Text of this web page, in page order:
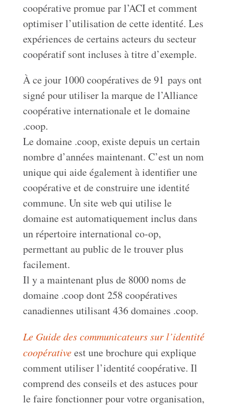
coopérative promue par l’ACI et comment
optimiser l’utilisation de cette identité. Les
expériences de certains acteurs du secteur
coopératif sont incluses à titre d’exemple.
À ce jour 1000 coopératives de 91 pays ont
signé pour utiliser la marque de l’Alliance
coopérative internationale et le domaine
.coop.
Le domaine .coop, existe depuis un certain
nombre d’années maintenant. C’est un nom
unique qui aide également à identifier une
coopérative et de construire une identité
commune. Un site web qui utilise le
domaine est automatiquement inclus dans
un répertoire international co-op,
permettant au public de le trouver plus
facilement.
Il y a maintenant plus de 8000 noms de
domaine .coop dont 258 coopératives
canadiennes utilisant 436 domaines .coop.
Le Guide des communicateurs sur l’identité
coopérativeest une brochure qui explique
comment utiliser l’identité coopérative. Il
comprend des conseils et des astuces pour
le faire fonctionner pour votre organisation,